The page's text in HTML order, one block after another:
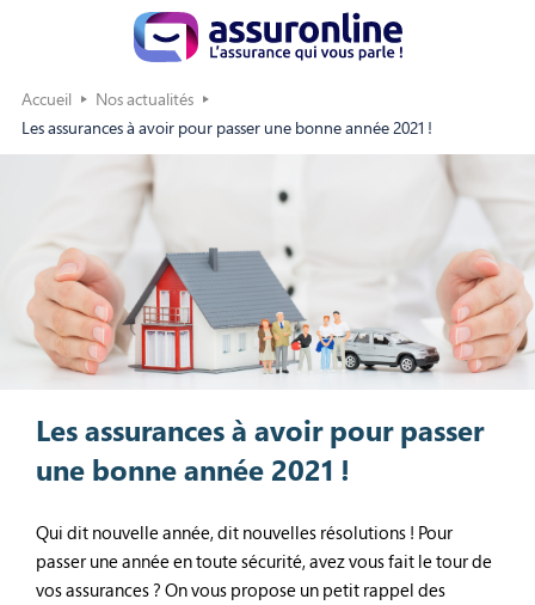
Accueil
Nos actualités
Les assurances à avoir pour passer une bonne année 2021 !
Les assurances à avoir pour passer
une bonne année 2021 !
Qui dit nouvelle année, dit nouvelles résolutions ! Pour
passer une année en toute sécurité, avez vous fait le tour de
vos assurances ? On vous propose un petit rappel des